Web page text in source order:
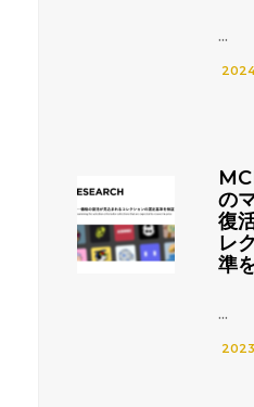
...
2024
の
復
レ
準
...
2023